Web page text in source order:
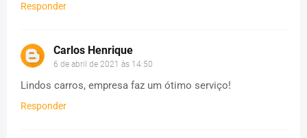
Responder
Carlos Henrique
6 de abril de 2021 às 14:50
Lindos carros, empresa faz um ótimo serviço!
Responder